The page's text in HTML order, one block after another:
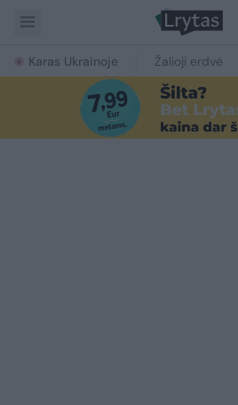
Karas Ukrainoje Žalioji erdvė